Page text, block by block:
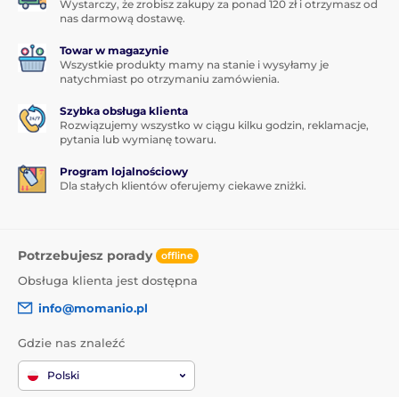
Wystarczy, że zrobisz zakupy za ponad 120 zł i otrzymasz od
nas darmową dostawę.
Towar w magazynie
Wszystkie produkty mamy na stanie i wysyłamy je
natychmiast po otrzymaniu zamówienia.
Szybka obsługa klienta
Rozwiązujemy wszystko w ciągu kilku godzin, reklamacje,
pytania lub wymianę towaru.
Program lojalnościowy
Dla stałych klientów oferujemy ciekawe zniżki.
Potrzebujesz porady offline
Obsługa klienta jest dostępna
info@momanio.pl
Gdzie nas znaleźć
Polski